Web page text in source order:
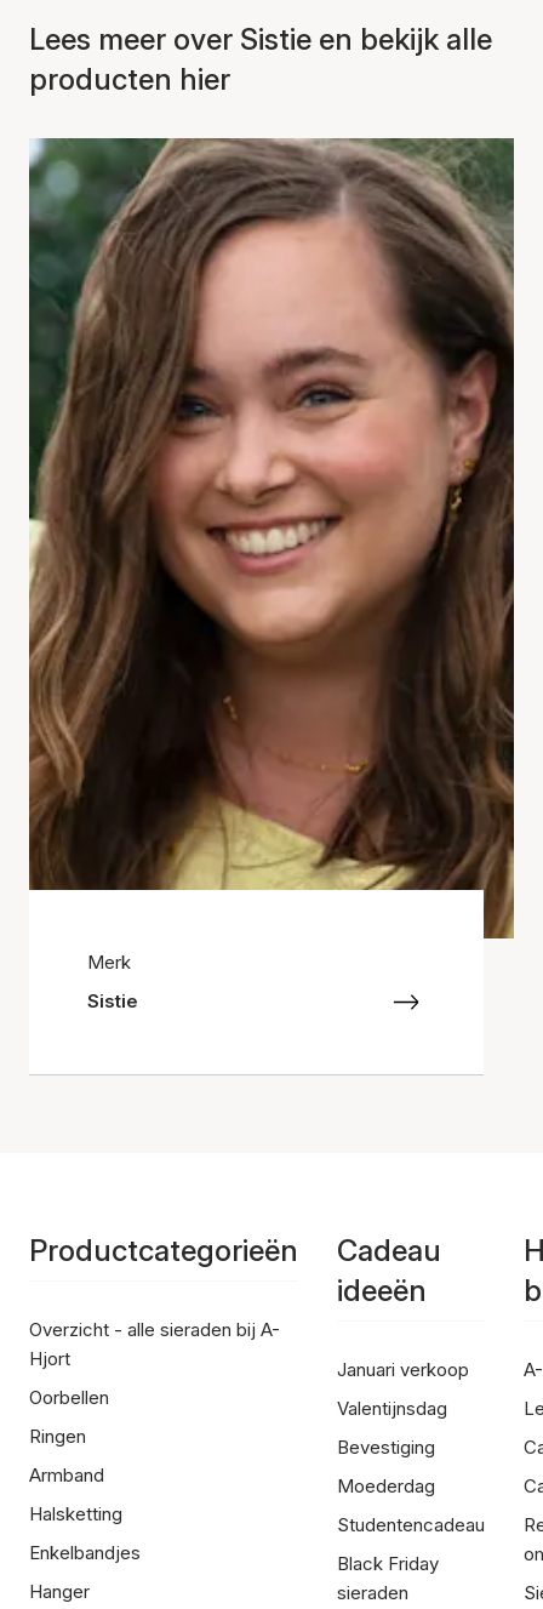
Lees meer over Sistie en bekijk alle
producten hier
Merk
Sistie
Productcategorieën
Overzicht - alle sieraden bij A-
Hjort
Oorbellen
Ringen
Armband
Halsketting
Enkelbandjes
Hanger
Cadeau
ideeën
Januari verkoop
Valentijnsdag
Bevestiging
Moederdag
Studentencadeau
Black Friday
sieraden